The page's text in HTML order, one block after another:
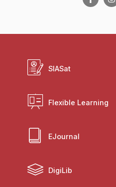
SIASat
Flexible Learning
EJournal
DigiLib